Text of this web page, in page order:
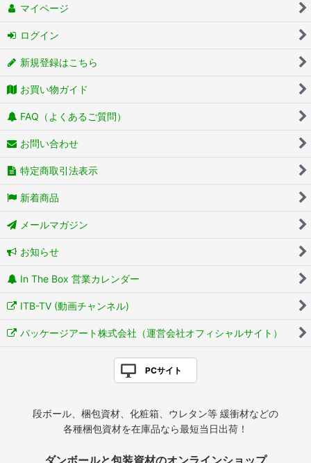
マイページ
ログイン
新規登録はこちら
お買い物ガイド
FAQ（よくあるご質問）
お問い合わせ
特定商取引法表示
新着商品
メールマガジン
お知らせ
In The Box 営業カレンダー
ITB-TV (動画チャンネル)
パッケージアート株式会社（運営会社オフィシャルサイト）
PCサイト
段ボール、梱包資材、化粧箱、ウレタン等 緩衝材などの
各種梱包資材を在庫品なら最短当日出荷！
ダンボールと包装資材のオンラインショップ